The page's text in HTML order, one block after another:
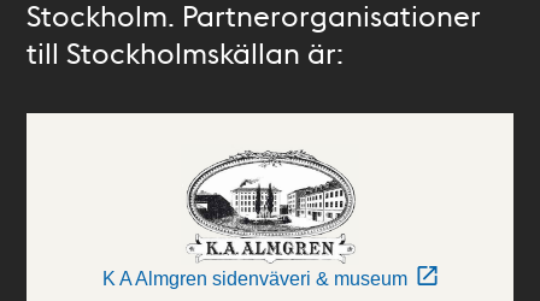
Stockholm. Partnerorganisationer
till Stockholmskällan är:
K A Almgren sidenväveri & museum